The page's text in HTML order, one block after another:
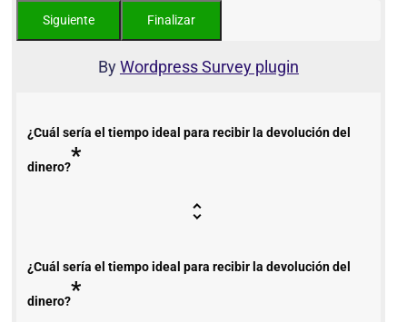
ByWordpress Survey plugin
¿Cuál sería el tiempo ideal para recibir la devolución del
dinero?*
¿Cuál sería el tiempo ideal para recibir la devolución del
dinero?*